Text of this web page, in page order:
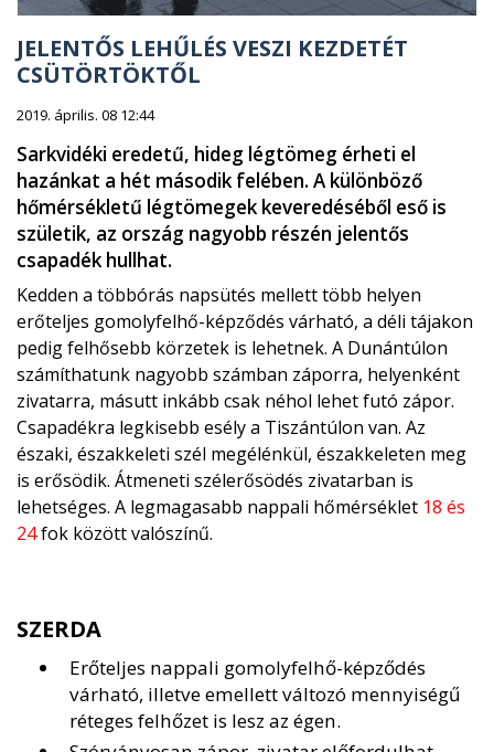
JELENTŐS LEHŰLÉS VESZI KEZDETÉT
CSÜTÖRTÖKTŐL
2019. április. 08 12:44
Sarkvidéki eredetű, hideg légtömeg érheti el
hazánkat a hét második felében. A különböző
hőmérsékletű légtömegek keveredéséből eső is
születik, az ország nagyobb részén jelentős
csapadék hullhat.
Kedden a többórás napsütés mellett több helyen
erőteljes gomolyfelhő-képződés várható, a déli tájakon
pedig felhősebb körzetek is lehetnek. A Dunántúlon
számíthatunk nagyobb számban záporra, helyenként
zivatarra, másutt inkább csak néhol lehet futó zápor.
Csapadékra legkisebb esély a Tiszántúlon van. Az
északi, északkeleti szél megélénkül, északkeleten meg
is erősödik. Átmeneti szélerősödés zivatarban is
lehetséges. A legmagasabb nappali hőmérséklet 18 és
24fok között valószínű.
SZERDA
Erőteljes nappali gomolyfelhő-képződés
várható, illetve emellett változó mennyiségű
réteges felhőzet is lesz az égen.